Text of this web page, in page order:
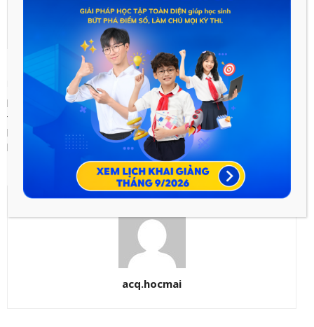
Previous article
Lí thuyết về công suất điện tiêu
thụ của mạch điện xoay chiều.
Hệ số công suất – Môn Vật lí –
Lớp 12
Máy phát điện xoay chiều –
Môn Vật lí – Lớp 12
acq.hocmai